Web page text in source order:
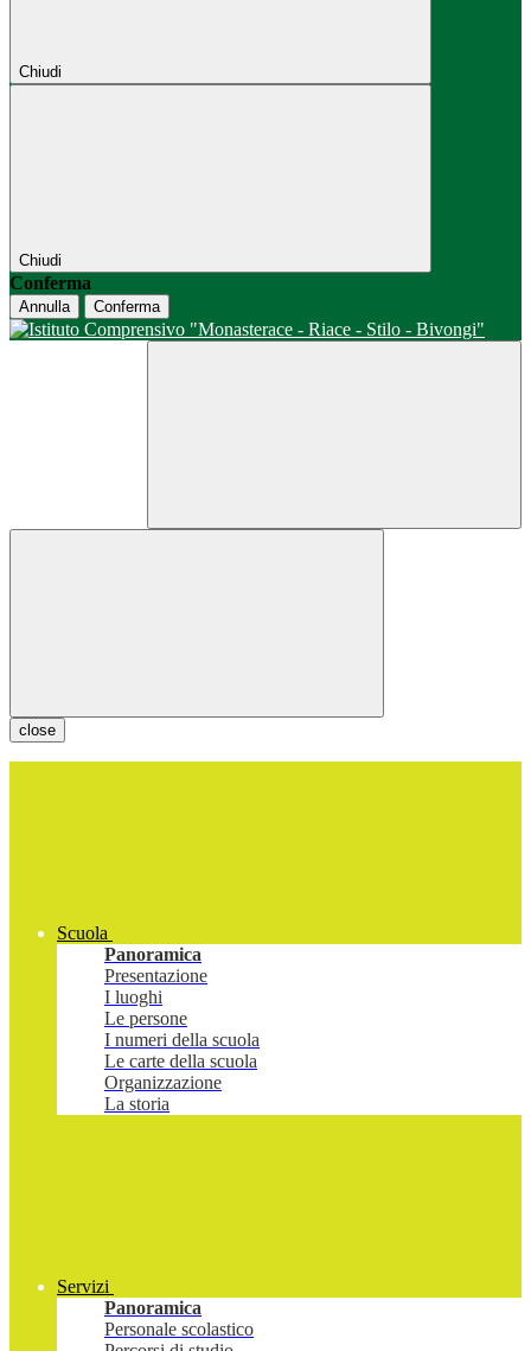
Chiudi
Chiudi
Conferma
Annulla Conferma
close
Scuola
Panoramica
Presentazione
I luoghi
Le persone
I numeri della scuola
Le carte della scuola
Organizzazione
La storia
Servizi
Panoramica
Personale scolastico